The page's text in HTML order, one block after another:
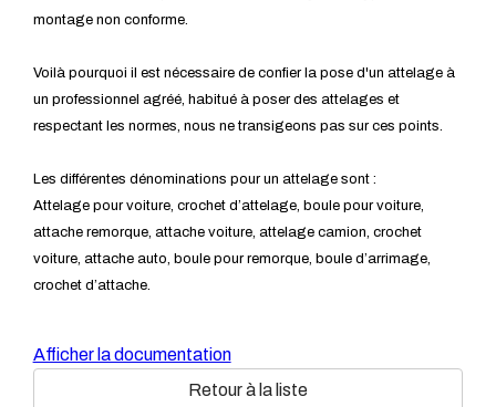
montage non conforme.
Voilà pourquoi il est nécessaire de confier la pose d'un attelage à
un professionnel agréé, habitué à poser des attelages et
respectant les normes, nous ne transigeons pas sur ces points.
Les différentes dénominations pour un attelage sont :
Attelage pour voiture, crochet d’attelage, boule pour voiture,
attache remorque, attache voiture, attelage camion, crochet
voiture, attache auto, boule pour remorque, boule d’arrimage,
crochet d’attache.
Afficher la documentation
Retour à la liste